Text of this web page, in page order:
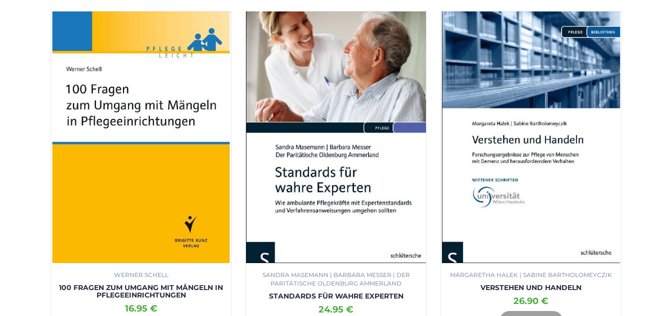
WERNER SCHELL
100 FRAGEN ZUM UMGANG MIT MÄNGELN IN
PFLEGEEINRICHTUNGEN
16.95 €
SANDRA MASEMANN | BARBARA MESSER | DER
PARITÄTISCHE OLDENBURG AMMERLAND
STANDARDS FÜR WAHRE EXPERTEN
24.95 €
MARGARETHA HALEK | SABINE BARTHOLOMEYCZIK
VERSTEHEN UND HANDELN
26.90 €